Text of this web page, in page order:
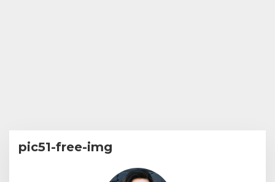
pic51-free-img